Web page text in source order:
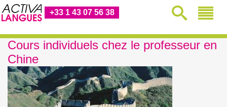
+33 1 43 07 56 38
Cours individuels chez le professeur en
Chine